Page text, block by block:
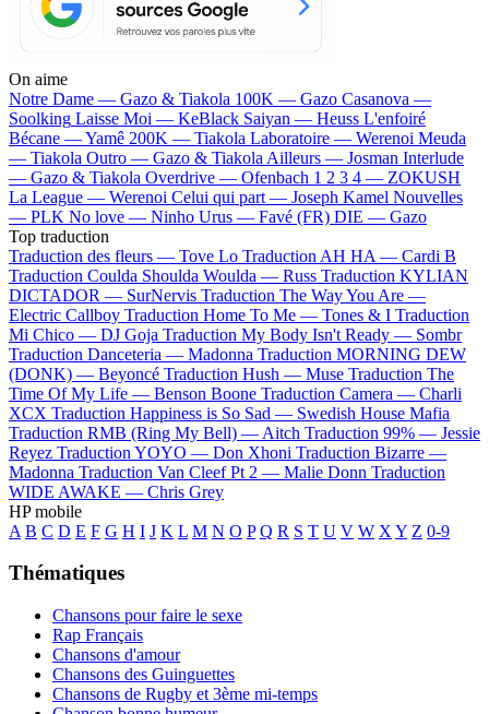
On aime
Notre Dame — Gazo & Tiakola 100K — Gazo Casanova —
Soolking Laisse Moi — KeBlack Saiyan — Heuss L'enfoiré
Bécane —Yamê 200K — Tiakola Laboratoire — Werenoi Meuda
— Tiakola Outro — Gazo & Tiakola Ailleurs — Josman Interlude
— Gazo & Tiakola Overdrive — Ofenbach 1 2 3 4 — ZOKUSH
La League — Werenoi Celui qui part — Joseph Kamel Nouvelles
— PLK No love — Ninho Urus — Favé (FR) DIE — Gazo
Top traduction
Traduction des fleurs — Tove Lo Traduction AH HA — Cardi B
Traduction Coulda Shoulda Woulda — Russ Traduction KYLIAN
DICTADOR — SurNervis Traduction The Way You Are —
Electric Callboy Traduction Home To Me — Tones & I Traduction
Mi Chico — DJ Goja Traduction My Body Isn't Ready — Sombr
Traduction Danceteria — Madonna Traduction MORNING DEW
(DONK) — Beyoncé Traduction Hush — Muse Traduction The
Time Of My Life — Benson Boone Traduction Camera — Charli
XCX Traduction Happiness is So Sad — Swedish House Mafia
Traduction RMB (Ring My Bell) — Aitch Traduction 99% — Jessie
Reyez Traduction YOYO — Don Xhoni Traduction Bizarre —
Madonna Traduction Van Cleef Pt 2 — Malie Donn Traduction
WIDE AWAKE — Chris Grey
HP mobile
A B C D E F G H I J K L M N O P Q R S T U V W X Y Z 0-9
Thématiques
Chansons pour faire le sexe
Rap Français
Chansons d'amour
Chansons des Guinguettes
Chansons de Rugby et 3ème mi-temps